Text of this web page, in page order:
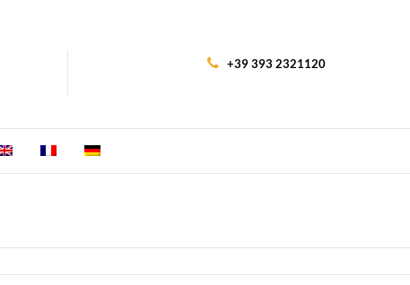
+39 393 2321120